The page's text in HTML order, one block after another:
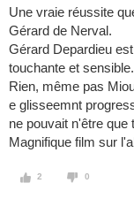
Une vraie réussite
Gérard de Nerval.
Gérard Depardieu
touchante et sensible.
Rien, même pas
e glisseemnt
ne pouvait n'être que
Magnifique film sur
2 0